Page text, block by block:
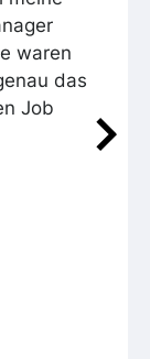
waren
das
Job